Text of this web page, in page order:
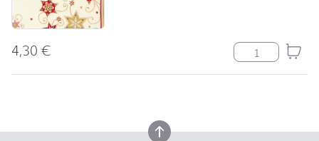
4,30€ Serviette Stars
back to top